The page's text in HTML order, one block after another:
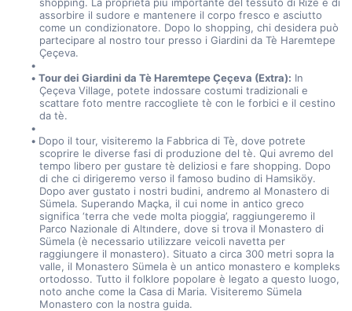
assorbire il sudore e mantenere il corpo fresco e asciutto
come un condizionatore. Dopo lo shopping, chi desidera può
partecipare al nostro tour presso i Giardini da Tè Haremtepe
Çeçeva.
Tour dei Giardini da Tè Haremtepe Çeçeva (Extra): In
Çeçeva Village, potete indossare costumi tradizionali e
scattare foto mentre raccogliete tè con le forbici e il cestino
da tè.
Dopo il tour, visiteremo la Fabbrica di Tè, dove potrete
scoprire le diverse fasi di produzione del tè. Qui avremo del
tempo libero per gustare tè deliziosi e fare shopping. Dopo
di che ci dirigeremo verso il famoso budino di Hamsiköy.
Dopo aver gustato i nostri budini, andremo al Monastero di
Sümela. Superando Maçka, il cui nome in antico greco
significa ‘terra che vede molta pioggia’, raggiungeremo il
Parco Nazionale di Altındere, dove si trova il Monastero di
Sümela (è necessario utilizzare veicoli navetta per
raggiungere il monastero). Situato a circa 300 metri sopra la
valle, il Monastero Sümela è un antico monastero e kompleks
ortodosso. Tutto il folklore popolare è legato a questo luogo,
noto anche come la Casa di Maria. Visiteremo Sümela
Monastero con la nostra guida.